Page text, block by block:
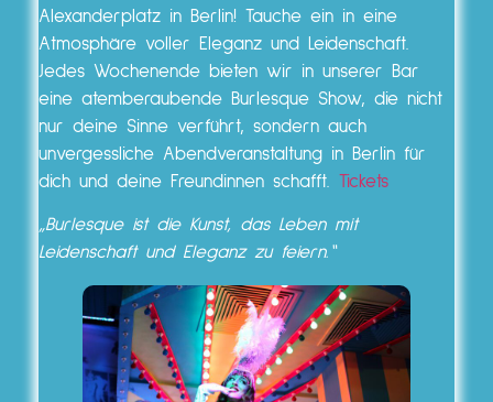
Alexanderplatz in Berlin! Tauche ein in eine
Atmosphäre voller Eleganz und Leidenschaft.
Jedes Wochenende bieten wir in unserer Bar
eine atemberaubende Burlesque Show, die nicht
nur deine Sinne verführt, sondern auch
unvergessliche Abendveranstaltung in Berlin für
dich und deine Freundinnen schafft. Tickets
„Burlesque ist die Kunst, das Leben mit
Leidenschaft und Eleganz zu feiern.“